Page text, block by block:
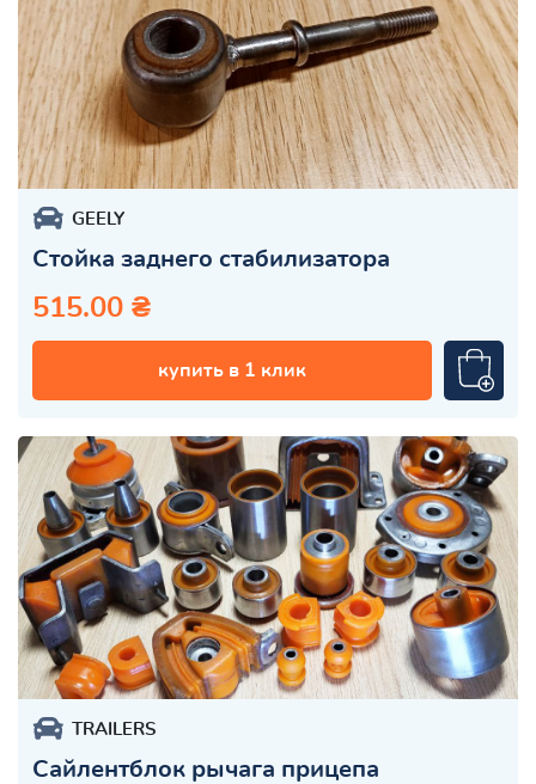
GEELY
Стойка заднего стабилизатора
515.00 ₴
купить в 1 клик
TRAILERS
Сайлентблок рычага прицепа